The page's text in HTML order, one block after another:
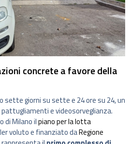
concrete a favore della
sette giorni su sette e 24 ore su 24, un
e videosorveglianza.
di Milano ilpiano per la lotta
voluto e finanziato daRegione